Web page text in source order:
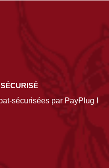
sécurisées par PayPlug !